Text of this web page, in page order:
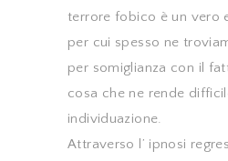
terrore fobico è un vero
per cui spesso ne
per somiglianza con il
cosa che ne rende
individuazione.
Attraverso l’ ipnosi